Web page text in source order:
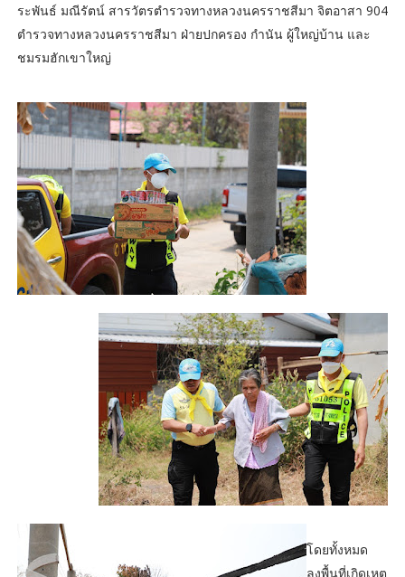
ระพันธ์ มณีรัตน์ สารวัตรตำรวจทางหลวงนครราชสีมา จิตอาสา 904
ตำรวจทางหลวงนครราชสีมา ฝ่ายปกครอง กำนัน ผู้ใหญ่บ้าน และ
ชมรมฮักเขาใหญ่
โดยทั้งหมด
ลงพื้นที่เกิดเหตุ